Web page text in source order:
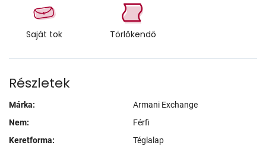
Saját tok Törlőkendő
Részletek
Márka:
Armani Exchange
Nem:
Férfi
Keretforma:
Téglalap